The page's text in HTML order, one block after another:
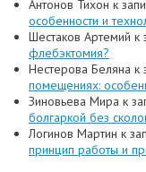
Антонов Тихон к
особенности и
Шестаков Артемий к
флебэктомия?
Нестерова Беляна к
помещениях:
Зиновьева Мира к
болгаркой без
Логинов Мартин к
принцип работы и